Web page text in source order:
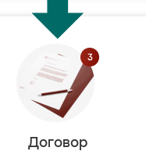
Договор